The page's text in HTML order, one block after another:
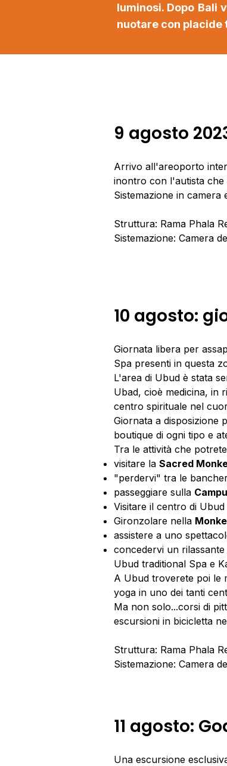
luminosi. Dopo Bali
nuotare con
9 agosto
Arrivo all'areoporto
inontro con l'autista che
Sistemazione in camera
Struttura: Rama Phala
Sistemazione: Camera
10 agosto:
Giornata libera per
Spa presenti in questa
L'area di Ubud è stata
Ubad, cioè medicina, in
centro spirituale nel
Giornata a disposizione
boutique di ogni tipo e
Tra le attività che
visitare la Sacred
"perdervi" tra le
passeggiare sulla
Visitare il centro di Ubud
Gironzolare nella
assistere a uno
concedervi un rilassante
Ubud traditional Spa e
A Ubud troverete poi le
yoga in uno dei tanti
Ma non solo...corsi di
escursioni in bicicletta
Struttura: Rama Phala
Sistemazione: Camera
11 agosto:
Una escursione